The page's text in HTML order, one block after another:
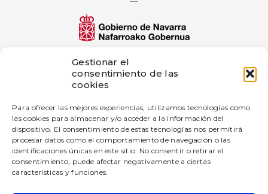
Gestionar el
consentimiento de las
cookies
Para ofrecer las mejores experiencias, utilizamos tecnologías como
las cookies para almacenar y/o acceder a la información del
dispositivo. El consentimiento de estas tecnologías nos permitirá
procesar datos como el comportamiento de navegación o las
identificaciones únicas en este sitio. No consentir o retirar el
consentimiento, puede afectar negativamente a ciertas
características y funciones.
El proyecto de innovación bigD Artificial
Intelligence Generated Content ha sido
subvencionado por Gobierno de Navarra al
amparo de la convocatoria de 2025 de ayudas a
—
Esta empresa ha recibido una subvención del
Gobierno de Navarra al amparo de la convocatoria
de Fomento de la Empresa Digital Navarra 2025.